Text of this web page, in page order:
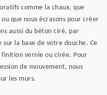
comme la chaux, que
que nous écrasons pour créer
aussi du béton ciré, par
la base de votre douche. Ce
vernie ou cirée. Pour
de mouvement, nous
les murs.